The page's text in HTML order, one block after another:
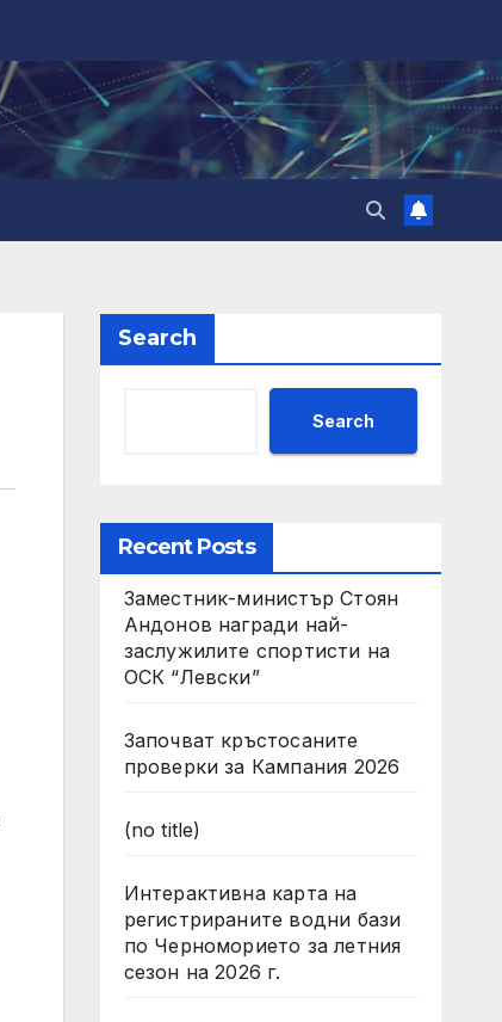
Search
Search
Recent Posts
Заместник-министър Стоян
Андонов награди най-
заслужилите спортисти на
ОСК “Левски”
Започват кръстосаните
проверки за Кампания 2026
(no title)
Интерактивна карта на
регистрираните водни бази
по Черноморието за летния
сезон на 2026 г.